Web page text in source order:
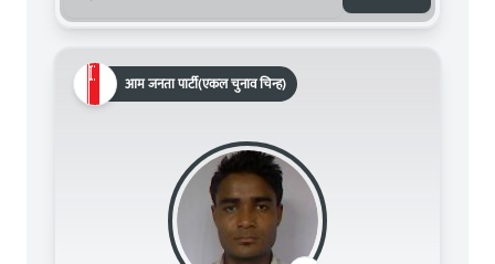
आम जनता पार्टी(एकल चुनाव चिन्ह)